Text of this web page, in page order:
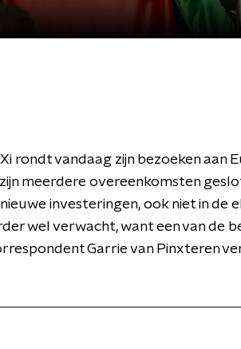
rondt vandaag zijn bezoeken aan
meerdere overeenkomsten
investeringen, ook niet in de
wel verwacht, want een van de
Garrie van Pinxteren